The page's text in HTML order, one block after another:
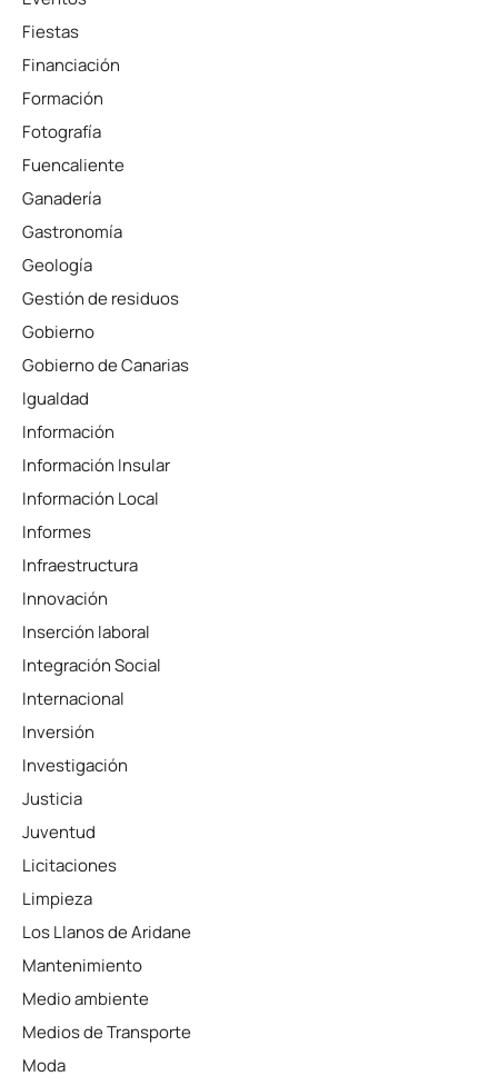
Fiestas
Financiación
Formación
Fotografía
Fuencaliente
Ganadería
Gastronomía
Geología
Gestión de residuos
Gobierno
Gobierno de Canarias
Igualdad
Información
Información Insular
Información Local
Informes
Infraestructura
Innovación
Inserción laboral
Integración Social
Internacional
Inversión
Investigación
Justicia
Juventud
Licitaciones
Limpieza
Los Llanos de Aridane
Mantenimiento
Medio ambiente
Medios de Transporte
Moda